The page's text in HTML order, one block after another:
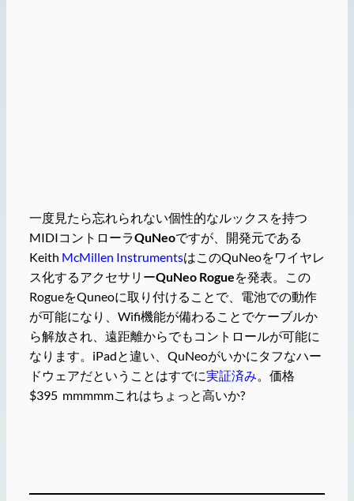
一度見たら忘れられない個性的なルックスを持つ
MIDIコントローラQuNeoですが、開発元である
Keith McMillen InstrumentsはこのQuNeoをワイヤレ
ス化するアクセサリーQuNeo Rogueを発表。この
RogueをQuneoに取り付けることで、電池での動作
が可能になり、Wifi機能が備わることでケーブルか
ら解放され、遠距離からでもコントロールが可能に
なります。iPadと違い、QuNeoがいかにタフなハー
ドウェアだということはすでに実証済み。価格
$395 mmmmmこれはちょっと高いか?